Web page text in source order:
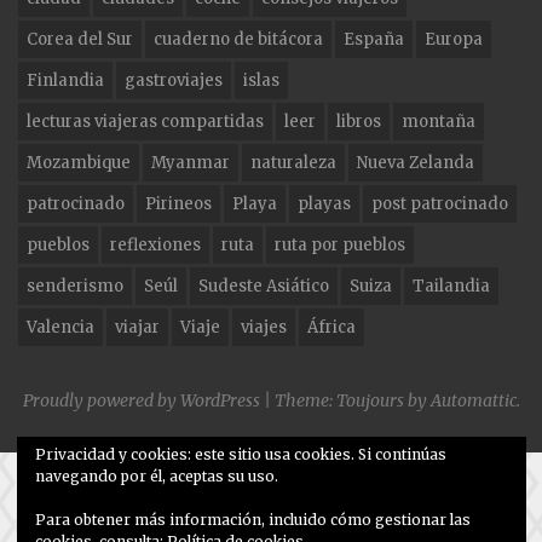
o
o
k
m
Corea del Sur
cuaderno de bitácora España
Europa
Finlandia
gastroviajes
islas
lecturas viajeras compartidas
leer libros
montaña
Mozambique
Myanmar naturaleza
Nueva Zelanda
patrocinado
Pirineos Playa playas
post patrocinado
pueblos
reflexiones ruta
ruta por pueblos
senderismo
Seúl Sudeste Asiático Suiza
Tailandia
Valencia
viajar Viaje viajes África
Proudly powered by WordPress Theme: Toujours byAutomattic.
Privacidad y cookies: este sitio usa cookies. Si continúas
navegando por él, aceptas su uso.
Para obtener más información, incluido cómo gestionar las